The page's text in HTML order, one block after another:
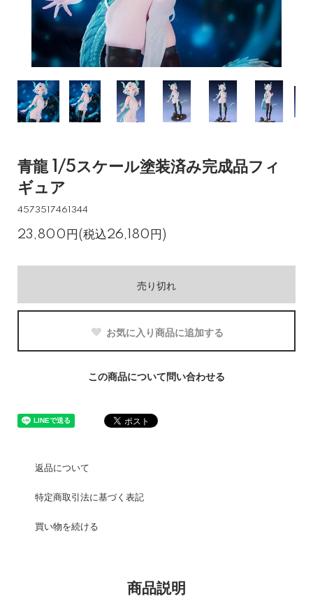
青龍 1/5スケール塗装済み完成品フィ
ギュア
4573517461344
23,800円(税込26,180円)
売り切れ
お気に入り商品に追加する
この商品について問い合わせる
返品について
特定商取引法に基づく表記
買い物を続ける
商品説明